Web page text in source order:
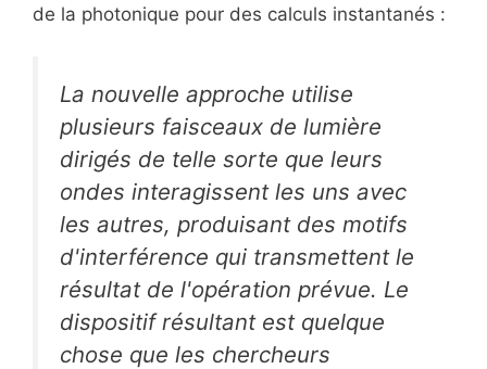
de la photonique pour des calculs instantanés :
La nouvelle approche utilise
plusieurs faisceaux de lumière
dirigés de telle sorte que leurs
ondes interagissent les uns avec
les autres, produisant des motifs
d'interférence qui transmettent le
résultat de l'opération prévue. Le
dispositif résultant est quelque
chose que les chercheurs